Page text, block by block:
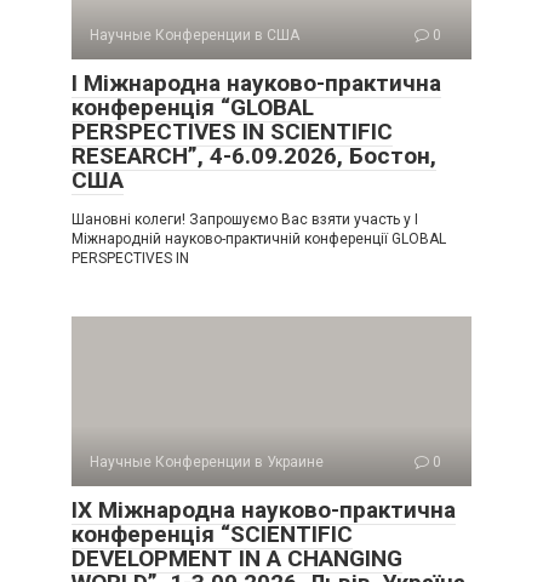
Научные Конференции в США 0
I Міжнародна науково-практична
конференція “GLOBAL
PERSPECTIVES IN SCIENTIFIC
RESEARCH”, 4-6.09.2026, Бостон,
США
Шановні колеги! Запрошуємо Вас взяти участь у I
Міжнародній науково-практичній конференції GLOBAL
PERSPECTIVES IN
Научные Конференции в Украине 0
IX Міжнародна науково-практична
конференція “SCIENTIFIC
DEVELOPMENT IN A CHANGING